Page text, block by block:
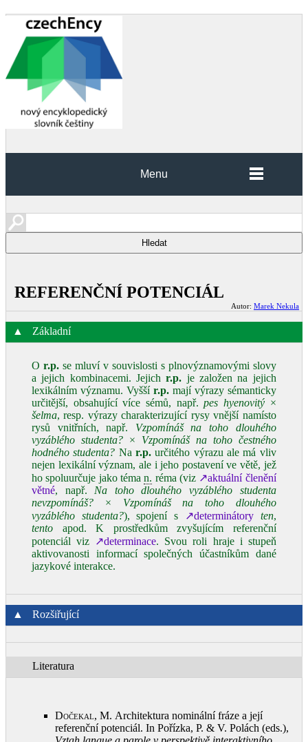
Menu
REFERENČNÍ POTENCIÁL
Autor: Marek Nekula
▲ Základní
O r.p.se mluví v souvislosti s plnovýznamovými slovy
a jejich kombinacemi. Jejichr.p. je založen na jejich
lexikálním významu. Vyšší r.p.mají výrazy sémanticky
určitější, obsahující více sémů, např.pes hyenovitý ×
šelma, resp. výrazy charakterizující rysy vnější namísto
rysů vnitřních, např. Vzpomínáš na toho dlouhého
vyzáblého studenta?× Vzpomínáš na toho čestného
hodného studenta? Nar.p. určitého výrazu ale má vliv
nejen lexikální význam, ale i jeho postavení ve větě, jež
ho spoluurčuje jako téman. réma (viz ↗aktuální členění
větné, např. Na toho dlouhého vyzáblého studenta
nevzpomínáš? × Vzpomínáš na toho dlouhého
vyzáblého studenta?), spojení s ↗determinátory ten,
tento apod. K prostředkům zvyšujícím referenční
potenciál viz ↗determinace. Svou roli hraje i stupeň
aktivovanosti informací společných účastníkům dané
jazykové interakce.
▲ Rozšiřující
Literatura
Dočekal, M. Architektura nominální fráze a její
referenční potenciál. In Pořízka, P. & V. Polách (eds.),